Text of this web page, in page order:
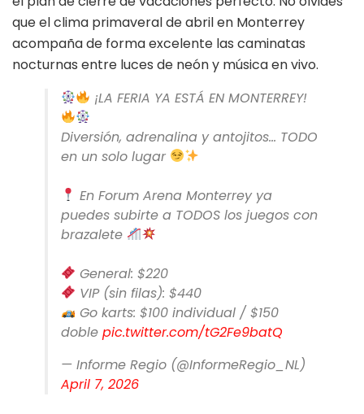
que el clima primaveral de abril en Monterrey
acompaña de forma excelente las caminatas
nocturnas entre luces de neón y música en vivo.
¡LA FERIA YA ESTÁ EN MONTERREY!
Diversión, adrenalina y antojitos… TODO
en un solo lugar
En Forum Arena Monterrey ya
puedes subirte a TODOS los juegos con
brazalete
General: $220
VIP (sin filas): $440
Go karts: $100 individual / $150
doble pic.twitter.com/tG2Fe9batQ
— Informe Regio (@InformeRegio_NL)
April 7, 2026